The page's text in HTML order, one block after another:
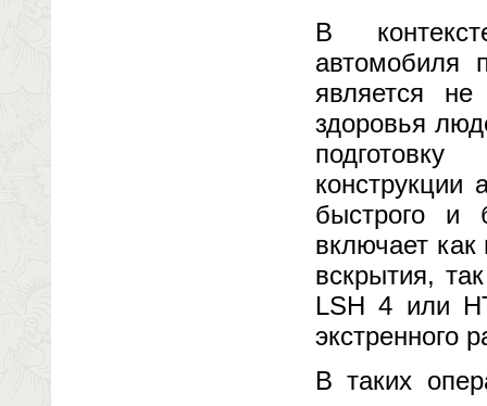
В
автомобиля
является
здоровья
конструкции
быстрого и
включает
вскрытия,
LSH 4 или
экстренного
В таких